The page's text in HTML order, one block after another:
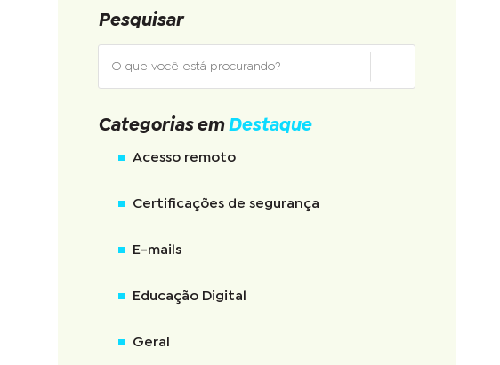
Pesquisar
Categorias em Destaque
Acesso remoto
Certificações de segurança
E-mails
Educação Digital
Geral